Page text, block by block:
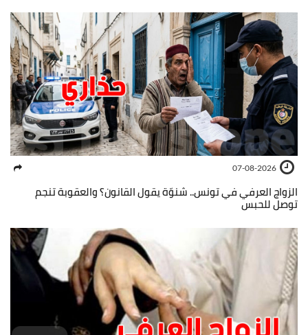
07-08-2026
الزواج العرفي في تونس.. شنوّة يقول القانون؟ والعقوبة تنجم
توصل للحبس